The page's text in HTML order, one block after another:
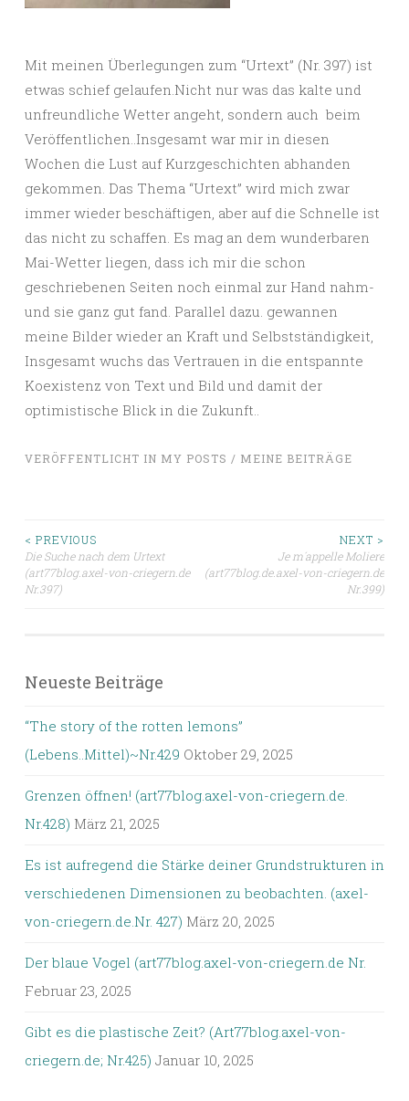
Mit meinen Überlegungen zum “Urtext” (Nr. 397) ist
etwas schief gelaufen.Nicht nur was das kalte und
unfreundliche Wetter angeht, sondern auch beim
Veröffentlichen..Insgesamt war mir in diesen
Wochen die Lust auf Kurzgeschichten abhanden
gekommen. Das Thema “Urtext” wird mich zwar
immer wieder beschäftigen, aber auf die Schnelle ist
das nicht zu schaffen. Es mag an dem wunderbaren
Mai-Wetter liegen, dass ich mir die schon
geschriebenen Seiten noch einmal zur Hand nahm-
und sie ganz gut fand. Parallel dazu. gewannen
meine Bilder wieder an Kraft und Selbstständigkeit,
Insgesamt wuchs das Vertrauen in die entspannte
Koexistenz von Text und Bild und damit der
optimistische Blick in die Zukunft..
VERÖFFENTLICHT IN MY POSTS / MEINE BEITRÄGE
Beitragsnavigation
< PREVIOUS
Die Suche nach dem Urtext
(art77blog.axel-von-criegern.de
Nr.397)
NEXT >
Je m´appelle Moliere
(art77blog.de.axel-von-criegern.de
Nr.399)
Neueste Beiträge
“The story of the rotten lemons”
(Lebens..Mittel)~Nr.429 Oktober 29, 2025
Grenzen öffnen! (art77blog.axel-von-criegern.de.
Nr.428) März 21, 2025
Es ist aufregend die Stärke deiner Grundstrukturen in
verschiedenen Dimensionen zu beobachten. (axel-
von-criegern.de.Nr. 427) März 20, 2025
Der blaue Vogel (art77blog.axel-von-criegern.de Nr.
Februar 23, 2025
Gibt es die plastische Zeit? (Art77blog.axel-von-
criegern.de; Nr.425) Januar 10, 2025